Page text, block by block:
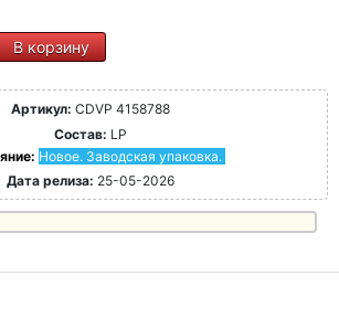
В корзину
Артикул: CDVP 4158788
Состав: LP
Новое. Заводская упаковка.
Дата релиза: 25-05-2026